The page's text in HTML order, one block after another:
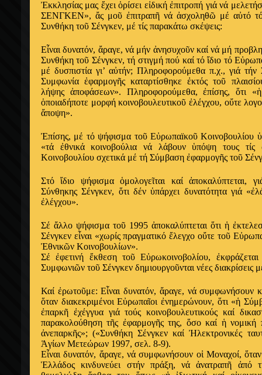
Ἐκκλησίας μας ἔχει ὁρίσει εἰδική ἐπιτροπή γιά νά
ΣΕΝΓΚΕΝ», ἄς μοῦ ἐπιτραπῆ νά ἀσχοληθῶ μέ αὐτό
Συνθήκη τοῦ Σένγκεν, μέ τίς παρακάτω σκέψεις:
Εἶναι δυνατόν, ἄραγε, νά μήν ἀνησυχοῦν καί νά μή
Συνθήκη τοῦ Σένγκεν, τή στιγμή πού καί τό ἴδιο τό
μέ δυσπιστία γι’ αὐτήν; Πληροφορούμεθα π.χ., γιά
Συμφωνία ἐφαρμογῆς καταρτίσθηκε ἐκτός τοῦ
λήψης ἀποφάσεων». Πληροφορούμεθα, ἐπίσης, ὅτι «ἡ
ὁποιαδήποτε μορφή κοινοβουλευτικοῦ ἐλέγχου, οὔτε
ἄποψη».
Ἐπίσης, μέ τό ψήφισμα τοῦ Εὐρωπαïκοῦ Κοινοβουλίου
«τά ἐθνικά κοινοβούλια νά λάβουν ὑπόψη τους τίς
Κοινοβουλίου σχετικά μέ τή Σύμβαση ἐφαρμογῆς τοῦ
Στό ἴδιο ψήφισμα ὁμολογεῖται καί ἀποκαλύπτεται,
Σύνθηκης Σένγκεν, ὅτι δέν ὑπάρχει δυνατότητα γιά
ἐλέγχου».
Σέ ἄλλο ψήφισμα τοῦ 1995 ἀποκαλύπτεται ὅτι ἡ
Σένγκεν εἶναι «χωρίς πραγματικό ἔλεγχο οὔτε τοῦ
Ἐθνικῶν Κοινοβουλίων».
Σέ ἐφετινή ἔκθεση τοῦ Εὐρωκοινοβολίου,
Συμφωνιῶν τοῦ Σένγκεν δημιουργοῦνται νέες
Καί ἐρωτοῦμε: Εἶναι δυνατόν, ἄραγε, νά συμφωνήσουν
ὅταν διακεκριμένοι Εὐρωπαῖοι ἐνημερώνουν, ὅτι «ἡ
ἐπαρκῆ ἐχέγγυα γιά τούς κοινοβουλευτικούς καί
παρακολούθηση τῆς ἐφαρμογῆς της, ὅσο καί ἡ νομική
ἀνεπαρκῆς»; («Συνθήκη Σένγκεν καί Ἠλεκτρονικές
Ἁγίων Μετεώρων 1997, σελ. 8-9).
Εἶναι δυνατόν, ἄραγε, νά συμφωνήσουν οἱ Μοναχοί,
Ἑλλάδος κινδυνεύει στήν πράξη, νά ἀνατραπῆ ἀπό